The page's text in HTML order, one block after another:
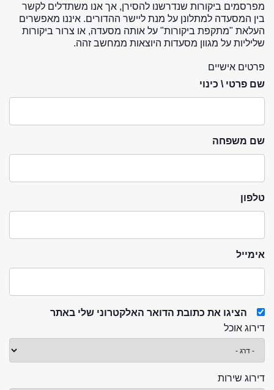
מפרסמים ביקורות שנדרשנו להסירן, אך אנו משתדלים לקשר
בין המסעדה למתלונן על מנת ליישר ההדורים. איננו מאפשרים
העלאת "מתקפת ביקורות" על אותה מסעדה, או צרור ביקורות
שליליות על מגוון מסעדות היוצאות ממחשב זהה.
פרטים אישיים
שם פרטי \ כינוי
שם משפחה
טלפון
אימייל
הציגו את כתובת הדואר האלקטרוני שלי באתר
דירוג אוכל
דירוג שירות